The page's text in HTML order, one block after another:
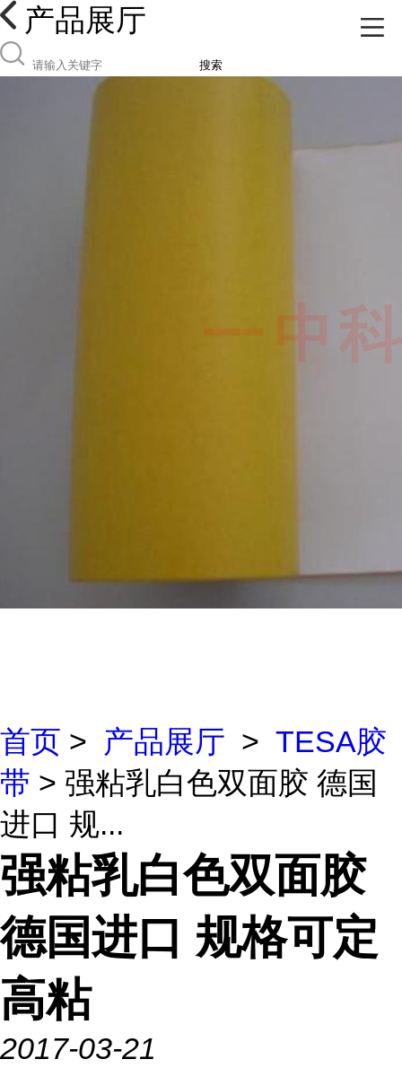
产品展厅
搜索
首页 > 产品展厅 > TESA胶
带 > 强粘乳白色双面胶 德国
进口 规...
强粘乳白色双面胶
德国进口 规格可定
高粘
2017-03-21